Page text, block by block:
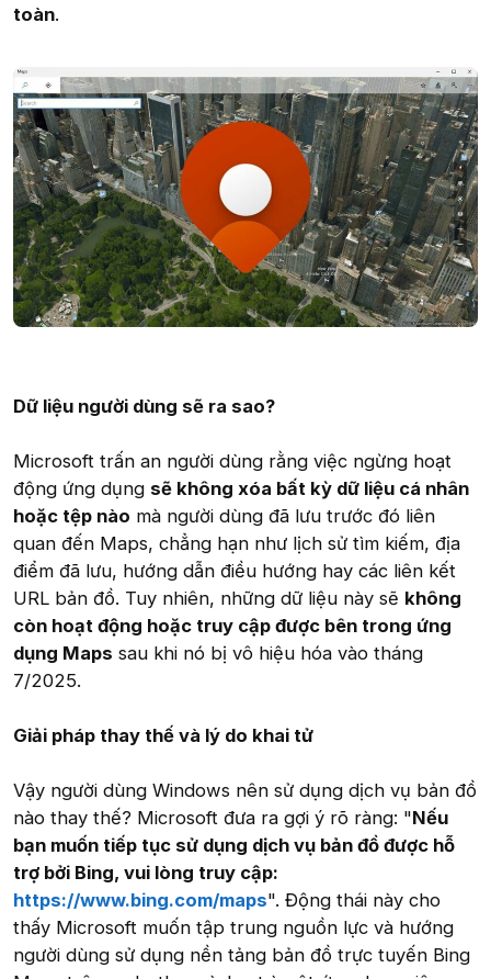
toàn.
Dữ liệu người dùng sẽ ra sao?
Microsoft trấn an người dùng rằng việc ngừng hoạt
động ứng dụng sẽ không xóa bất kỳ dữ liệu cá nhân
hoặc tệp nào mà người dùng đã lưu trước đó liên
quan đến Maps, chẳng hạn như lịch sử tìm kiếm, địa
điểm đã lưu, hướng dẫn điều hướng hay các liên kết
URL bản đồ. Tuy nhiên, những dữ liệu này sẽ không
còn hoạt động hoặc truy cập được bên trong ứng
dụng Maps sau khi nó bị vô hiệu hóa vào tháng
7/2025.
Giải pháp thay thế và lý do khai tử
Vậy người dùng Windows nên sử dụng dịch vụ bản đồ
nào thay thế? Microsoft đưa ra gợi ý rõ ràng: "Nếu
bạn muốn tiếp tục sử dụng dịch vụ bản đồ được hỗ
trợ bởi Bing, vui lòng truy cập:
https://www.bing.com/maps". Động thái này cho
thấy Microsoft muốn tập trung nguồn lực và hướng
người dùng sử dụng nền tảng bản đồ trực tuyến Bing